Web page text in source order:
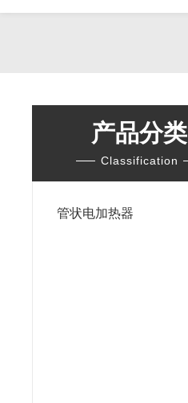
产品分类
Classification
管状电加热器